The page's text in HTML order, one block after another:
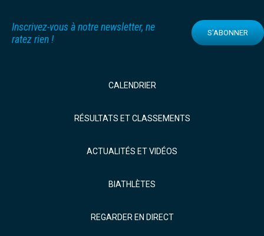
Inscrivez-vous à notre newsletter, ne
ratez rien !
S'ABONNER
CALENDRIER
RÉSULTATS ET CLASSEMENTS
ACTUALITÉS ET VIDÉOS
BIATHLÈTES
REGARDER EN DIRECT